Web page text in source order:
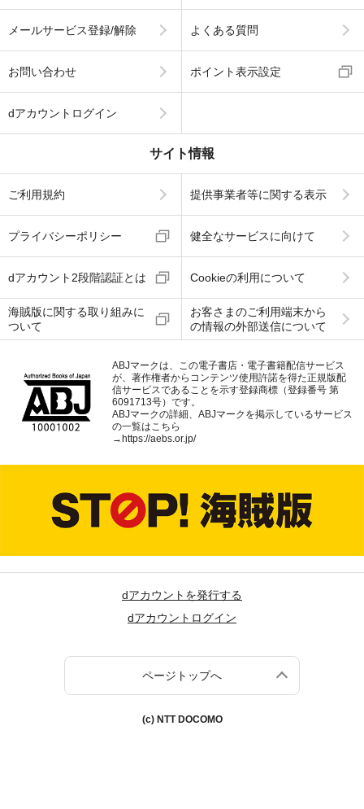
メールサービス登録/解除 よくある質問
お問い合わせ ポイント表示設定
dアカウントログイン
サイト情報
ご利用規約 提供事業者等に関する表示
プライバシーポリシー 健全なサービスに向けて
dアカウント2段階認証とは Cookieの利用について
海賊版に関する取り組みに
ついて
お客さまのご利用端末から
の情報の外部送信について
ABJマークは、この電子書店・電子書籍配信サービス
が、著作権者からコンテンツ使用許諾を得た正規版配
信サービスであることを示す登録商標（登録番号 第
6091713号）です。
ABJマークの詳細、ABJマークを掲示しているサービス
の一覧はこちら
→https://aebs.or.jp/
dアカウントを発行する
dアカウントログイン
ページトップへ
(c) NTT DOCOMO